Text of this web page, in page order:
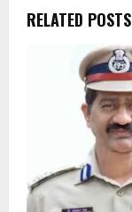
RELATED POSTS